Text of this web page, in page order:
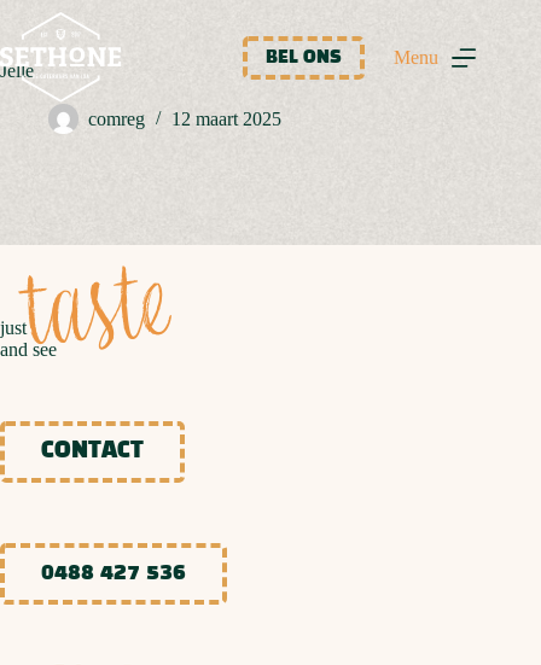
naar
de
inhoud
BEL ONS Menu
Jelle
comreg 12 maart 2025
justtaste
and see
CONTACT
0488 427 536